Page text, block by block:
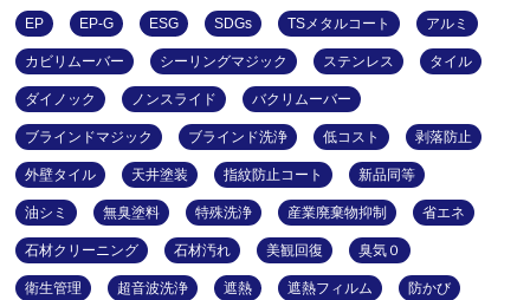
EP EP-G ESG SDGs TSメタルコート アルミ
カビリムーバー シーリングマジック ステンレス タイル
ダイノック ノンスライド バクリムーバー
ブラインドマジック ブラインド洗浄 低コスト 剥落防止
外壁タイル 天井塗装 指紋防止コート 新品同等
油シミ 無臭塗料 特殊洗浄 産業廃棄物抑制 省エネ
石材クリーニング 石材汚れ 美観回復 臭気０
衛生管理 超音波洗浄 遮熱 遮熱フィルム 防かび